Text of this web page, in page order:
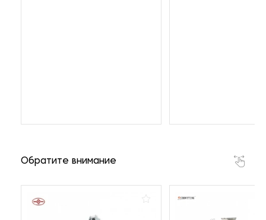
Обратите внимание